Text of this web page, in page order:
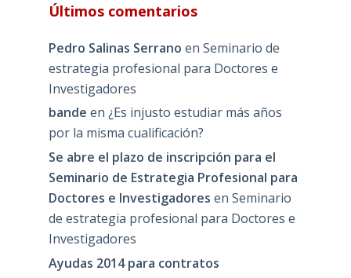
Últimos comentarios
Pedro Salinas Serrano en Seminario de
estrategia profesional para Doctores e
Investigadores
bande en ¿Es injusto estudiar más años
por la misma cualificación?
Se abre el plazo de inscripción para el
Seminario de Estrategia Profesional para
Doctores e Investigadores en Seminario
de estrategia profesional para Doctores e
Investigadores
Ayudas 2014 para contratos